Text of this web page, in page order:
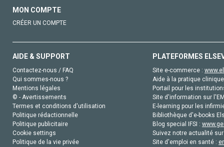
MON COMPTE
CRÉER UN COMPTE
AIDE & SUPPORT
Contactez-nous / FAQ
Qui sommes-nous ?
Mentions légales
© - Avertissements
Termes et conditions d'utilisation
Politique rédactionnelle
Politique publicitaire
Cookie settings
Politique de la vie privée
PLATEFORMES
Site e-commerce :
Aide à la pratique
Portail pour les
Site d'information sur
E-learning pour les
Bibliothèque d'e-books
Blog special IFSI :
Suivez notre actualité
Site d'emploi en santé :